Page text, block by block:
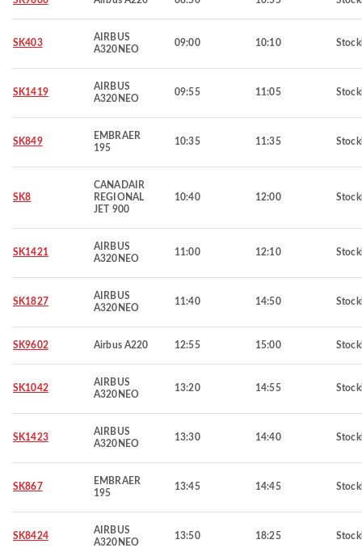
SK403
AIRBUS
A320NEO
09:00 10:10
SK1419
AIRBUS
A320NEO
09:55 11:05
SK849
EMBRAER
195
10:35 11:35
SK8
CANADAIR
REGIONAL
JET 900
10:40 12:00
SK1421
AIRBUS
A320NEO
11:00 12:10
SK1827
AIRBUS
A320NEO
11:40 14:50
SK9602 Airbus A220 12:55 15:00
SK1042
AIRBUS
A320NEO
13:20 14:55
SK1423
AIRBUS
A320NEO
13:30 14:40
SK867
EMBRAER
195
13:45 14:45
SK8424
AIRBUS
A320NEO
13:50 18:25